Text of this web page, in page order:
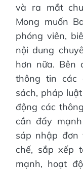
và ra mắt
Mong muốn
phóng viên,
nội dung
hơn nữa. Bên
thông tin các
sách, pháp
động các
cần đẩy
sáp nhập đơn
chế, sắp xếp
mạnh, hoạt